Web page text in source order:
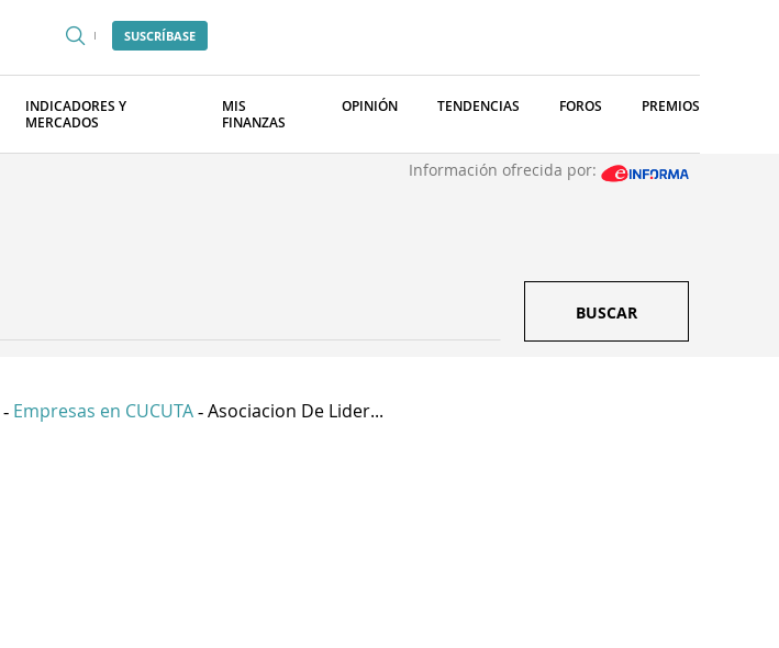
SUSCRÍBASE
INDICADORES Y
MERCADOS
MIS
FINANZAS
OPINIÓN TENDENCIAS FOROS PREMIOS
Información ofrecida por:
BUSCAR
- Empresas en CUCUTA - Asociacion De Lider...